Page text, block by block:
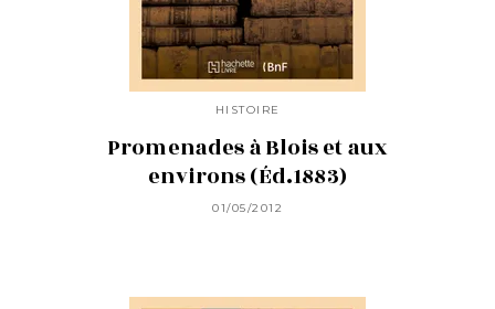
HISTOIRE
Promenades à Blois et aux
environs (Éd.1883)
01/05/2012